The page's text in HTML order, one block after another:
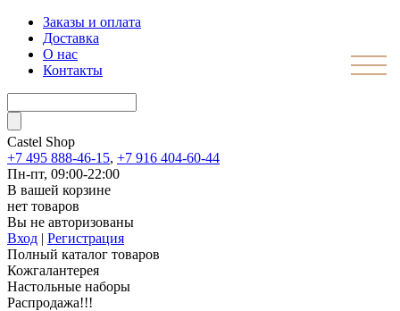
Заказы и оплата
Доставка
О нас
Контакты
Castel Shop
+7 495 888-46-15, +7 916 404-60-44
Пн-пт, 09:00-22:00
В вашей корзине
нет товаров
Вы не авторизованы
Вход | Регистрация
Полный каталог товаров
Кожгалантерея
Настольные наборы
Распродажа!!!